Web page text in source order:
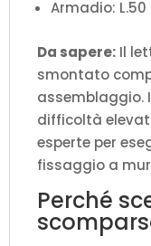
Armadio: L.50
Da sapere: Il
smontato
assemblaggio.
difficoltà
esperte per
fissaggio a
Perché